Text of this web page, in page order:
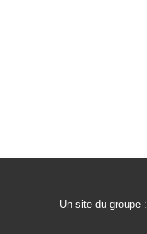
Un site du groupe :